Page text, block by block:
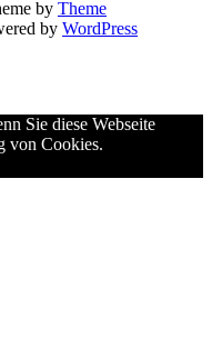
by Theme
by WordPress
Sie diese Webseite
von Cookies.